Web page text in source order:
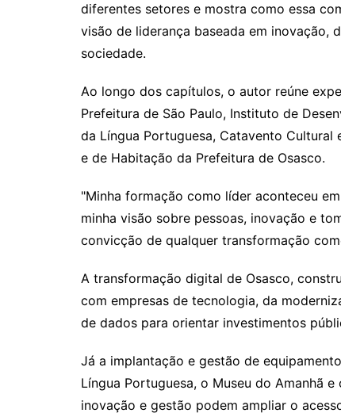
diferentes setores e mostra como essa
visão de liderança baseada em inovação,
sociedade.
Ao longo dos capítulos, o autor reúne
Prefeitura de São Paulo, Instituto de
da Língua Portuguesa, Catavento Cultural
e de Habitação da Prefeitura de Osasco.
"Minha formação como líder aconteceu
minha visão sobre pessoas, inovação e
convicção de qualquer transformação
A transformação digital de Osasco,
com empresas de tecnologia, da
de dados para orientar investimentos
Já a implantação e gestão de
Língua Portuguesa, o Museu do Amanhã
inovação e gestão podem ampliar o